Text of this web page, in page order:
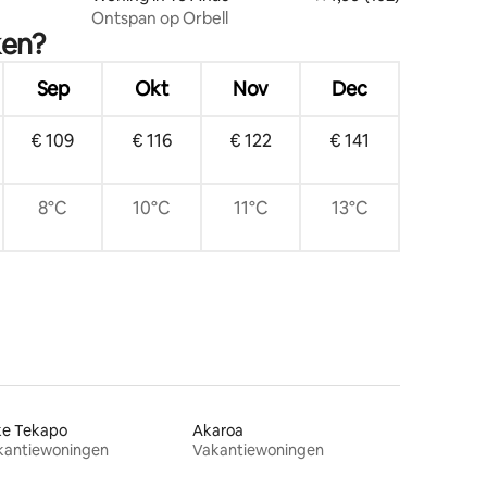
Ontspan op Orbell
Sep Okt Nov Dec
€ 109 € 116 € 122 € 141
8°C 10°C 11°C 13°C
Tekapo
Akaroa
Vakantiewoningen